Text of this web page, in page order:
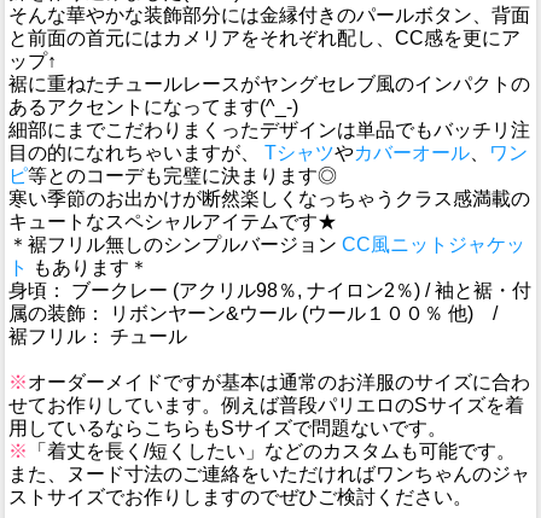
そんな華やかな装飾部分には金縁付きのパールボタン、背面
と前面の首元にはカメリアをそれぞれ配し、CC感を更にア
ップ↑
裾に重ねたチュールレースがヤングセレブ風のインパクトの
あるアクセントになってます(^_-)
細部にまでこだわりまくったデザインは単品でもバッチリ注
目の的になれちゃいますが、 Tシャツやカバーオール
ワン
ピ等とのコーデも完璧に決まります◎
寒い季節のお出かけが断然楽しくなっちゃうクラス感満載の
キュートなスペシャルアイテムです★
＊裾フリル無しのシンプルバージョン CC風ニットジャケッ
ト
もあります＊
身頃： ブークレー (アクリル98％, ナイロン2％) / 袖と裾・付
属の装飾： リボンヤーン&ウール (ウール１００％ 他) /
裾フリル： チュール
※オーダーメイドですが基本は通常のお洋服のサイズに合わ
せてお作りしています。例えば普段パリエロのSサイズを着
用しているならこちらもSサイズで問題ないです。
※
「着丈を長く/短くしたい」などのカスタムも可能です。
また、ヌード寸法のご連絡をいただければワンちゃんのジャ
ストサイズでお作りしますのでぜひご検討ください。